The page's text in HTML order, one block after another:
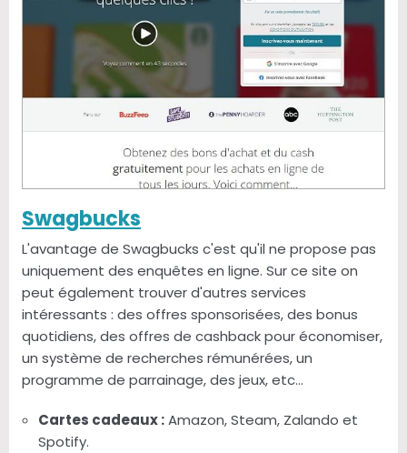
Swagbucks
L'avantage de Swagbucks c'est qu'il ne propose pas
uniquement des enquêtes en ligne. Sur ce site on
peut également trouver d'autres services
intéressants : des offres sponsorisées, des bonus
quotidiens, des offres de cashback pour économiser,
un système de recherches rémunérées, un
programme de parrainage, des jeux, etc...
Cartes cadeaux :Amazon, Steam, Zalando et
Spotify.